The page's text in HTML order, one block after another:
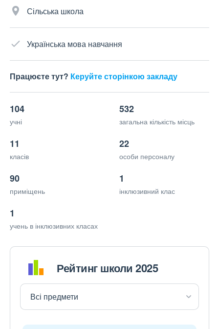
Сільська школа
Українська мова навчання
Працюєте тут? Керуйте сторінкою закладу
104
учні
532
загальна кількість місць
11
класів
22
особи персоналу
90
приміщень
1
інклюзивний клас
1
учень в інклюзивних класах
Рейтинг школи 2025